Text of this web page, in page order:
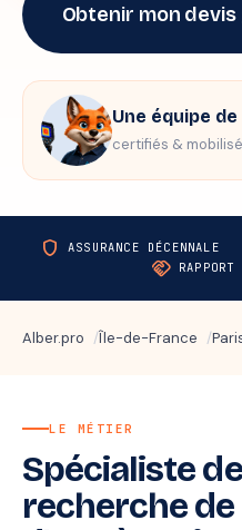
Obtenir mon
Une équipe
certifiés &
shield ASSURANCE DÉCENNALE
handshakeRAPPORT
Alber.pro Île-de-France
LE MÉTIER
Spécialiste
recherche